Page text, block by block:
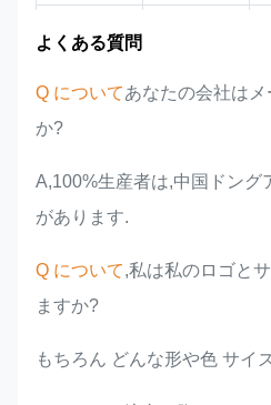
業界での経験
よくある質問
Q についてあなたの会社は
か?
A,100%生産者は,中国ドング
があります.
Q について,私は私のロゴと
ますか?
もちろん どんな形や色 サイ